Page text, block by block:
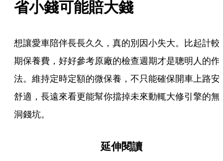
省小錢可能賠大錢
想讓愛車陪伴長長久久，真的別因小失大。比起計較
期保養費，好好參考原廠的檢查週期才是聰明人的作
法。維持定時定額的微保養，不只能確保開車上路安
舒適，長遠來看更能幫你擋掉未來動輒大修引擎的無
洞錢坑。
延伸閱讀